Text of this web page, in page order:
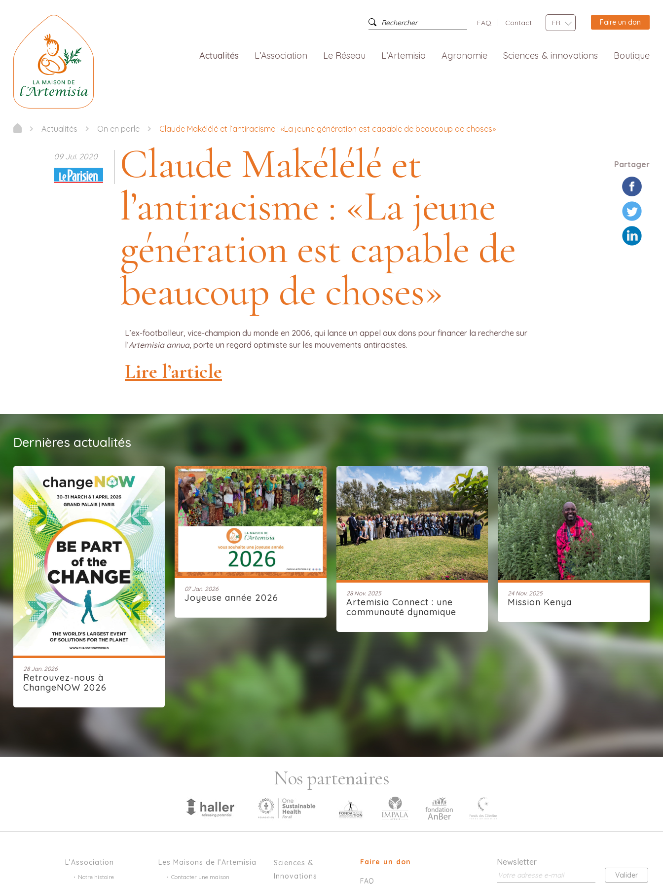
FAQ Contact FR Faire un don
Actualités L’Association Le Réseau L’Artemisia Agronomie Sciences & innovations Boutique
Actualités On en parle Claude Makélélé et l’antiracisme : «La jeune génération est capable de beaucoup de choses»
09 Jui. 2020
Claude Makélélé et
l’antiracisme : «La jeune
génération est capable de
beaucoup de choses»
L’ex-footballeur, vice-champion du monde en 2006, qui lance un appel aux dons pour financer la recherche sur
l’Artemisia annua, porte un regard optimiste sur les mouvements antiracistes.
Lire l’article
Partager
Dernières actualités
28 Jan. 2026
Retrouvez-nous à
ChangeNOW 2026
07 Jan. 2026
Joyeuse année 2026 28 Nov. 2025
Artemisia Connect : une
communauté dynamique
24 Nov. 2025
Mission Kenya
Nos partenaires
L’Association
Notre histoire
Les Maisons de l’Artemisia
Contacter une maison
Sciences &
Innovations
Faire un don
FAQ
Newsletter